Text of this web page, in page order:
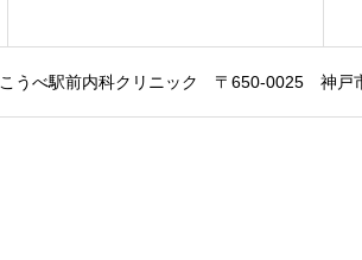
こうべ駅前内科クリニック 〒650-0025 神戸